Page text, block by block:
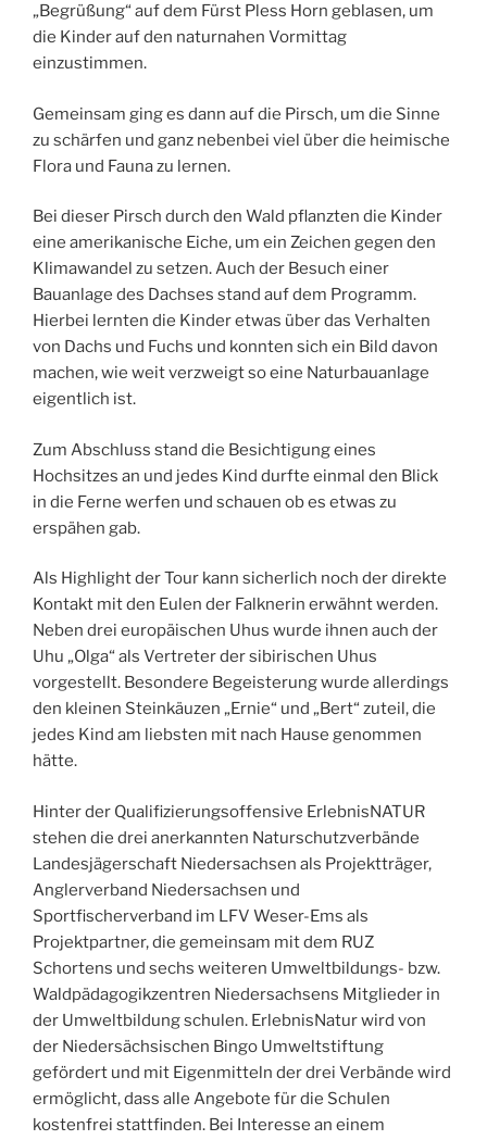
„Begrüßung“ auf dem Fürst Pless Horn geblasen, um
die Kinder auf den naturnahen Vormittag
einzustimmen.
Gemeinsam ging es dann auf die Pirsch, um die Sinne
zu schärfen und ganz nebenbei viel über die heimische
Flora und Fauna zu lernen.
Bei dieser Pirsch durch den Wald pflanzten die Kinder
eine amerikanische Eiche, um ein Zeichen gegen den
Klimawandel zu setzen. Auch der Besuch einer
Bauanlage des Dachses stand auf dem Programm.
Hierbei lernten die Kinder etwas über das Verhalten
von Dachs und Fuchs und konnten sich ein Bild davon
machen, wie weit verzweigt so eine Naturbauanlage
eigentlich ist.
Zum Abschluss stand die Besichtigung eines
Hochsitzes an und jedes Kind durfte einmal den Blick
in die Ferne werfen und schauen ob es etwas zu
erspähen gab.
Als Highlight der Tour kann sicherlich noch der direkte
Kontakt mit den Eulen der Falknerin erwähnt werden.
Neben drei europäischen Uhus wurde ihnen auch der
Uhu „Olga“ als Vertreter der sibirischen Uhus
vorgestellt. Besondere Begeisterung wurde allerdings
den kleinen Steinkäuzen „Ernie“ und „Bert“ zuteil, die
jedes Kind am liebsten mit nach Hause genommen
hätte.
Hinter der Qualifizierungsoffensive ErlebnisNATUR
stehen die drei anerkannten Naturschutzverbände
Landesjägerschaft Niedersachsen als Projektträger,
Anglerverband Niedersachsen und
Sportfischerverband im LFV Weser-Ems als
Projektpartner, die gemeinsam mit dem RUZ
Schortens und sechs weiteren Umweltbildungs- bzw.
Waldpädagogikzentren Niedersachsens Mitglieder in
der Umweltbildung schulen. ErlebnisNatur wird von
der Niedersächsischen Bingo Umweltstiftung
gefördert und mit Eigenmitteln der drei Verbände wird
ermöglicht, dass alle Angebote für die Schulen
kostenfrei stattfinden. Bei Interesse an einem